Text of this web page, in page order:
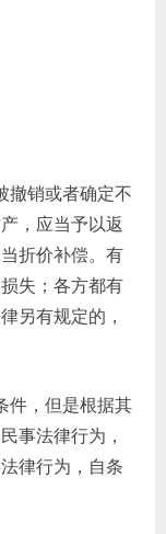
撤销或者确定不
，应当予以返
折价补偿。有
失；各方都有
另有规定的，
件，但是根据其
事法律行为，
律行为，自条